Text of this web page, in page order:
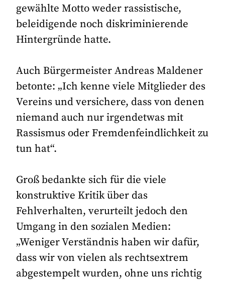
gewählte Motto weder rassistische,
beleidigende noch diskriminierende
Hintergründe hatte.
Auch Bürgermeister Andreas Maldener
betonte: „Ich kenne viele Mitglieder des
Vereins und versichere, dass von denen
niemand auch nur irgendetwas mit
Rassismus oder Fremdenfeindlichkeit zu
tun hat“.
Groß bedankte sich für die viele
konstruktive Kritik über das
Fehlverhalten, verurteilt jedoch den
Umgang in den sozialen Medien:
„Weniger Verständnis haben wir dafür,
dass wir von vielen als rechtsextrem
abgestempelt wurden, ohne uns richtig